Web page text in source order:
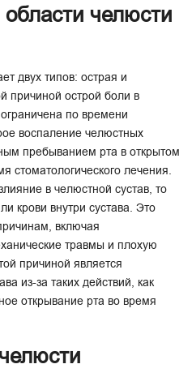
челюсти
двух типов: острая и
причиной острой боли в
по времени
воспаление челюстных
пребыванием рта в открытом
стоматологического лечения.
в челюстной сустав, то
крови внутри сустава. Это
включая
травмы и плохую
причиной является
из-за таких действий, как
открывание рта во время